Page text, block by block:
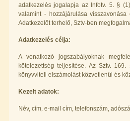
adatkezelés jogalapja az Infotv. 5. §
valamint - hozzájárulása
Adatkezelőt terhelő, Sztv-ben
Adatkezelés célja:
A vonatkozó jogszabályoknak
kötelezettség teljesítése. Az Sztv.
könyvviteli elszámolást közvetlenül és
Kezelt adatok:
Név, cím, e-mail cím, telefonszám,